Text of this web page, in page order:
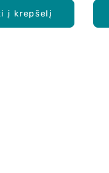
į krepšelį